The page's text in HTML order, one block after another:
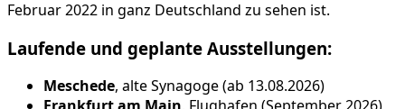
Februar 2022 in ganz Deutschland zu sehen ist.
Laufende und geplante Ausstellungen:
Meschede, alte Synagoge (ab 13.08.2026)